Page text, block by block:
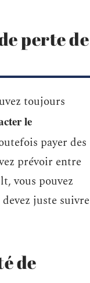
perte de
toujours
le
payer des
prévoir entre
vous pouvez
juste suivre
de